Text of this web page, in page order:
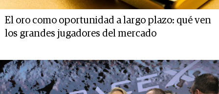
El oro como oportunidad a largo plazo: qué ven
los grandes jugadores del mercado